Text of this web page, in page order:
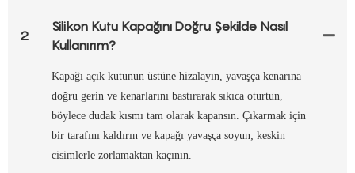
2
Silikon Kutu Kapağını Doğru Şekilde Nasıl
Kullanırım?
Kapağı açık kutunun üstüne hizalayın, yavaşça kenarına
doğru gerin ve kenarlarını bastırarak sıkıca oturtun,
böylece dudak kısmı tam olarak kapansın. Çıkarmak için
bir tarafını kaldırın ve kapağı yavaşça soyun; keskin
cisimlerle zorlamaktan kaçının.